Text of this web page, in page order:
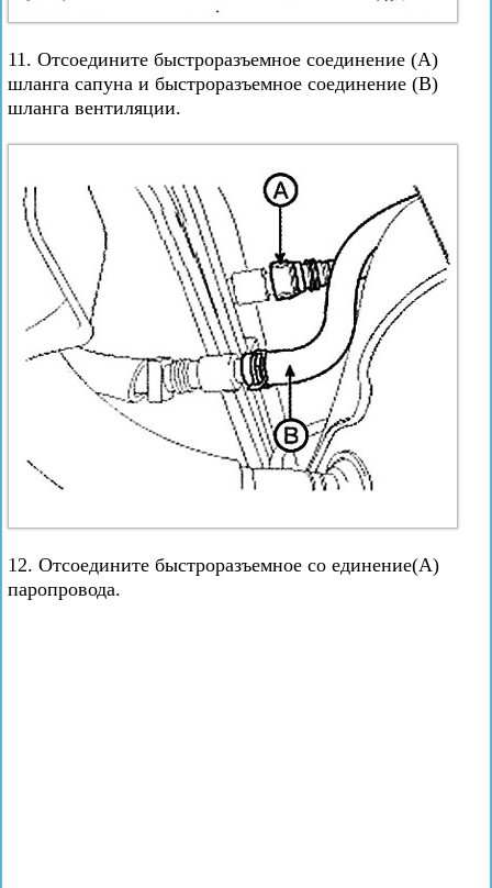
11. Отсоедините быстроразъемное соединение (А)
шланга сапуна и быстроразъемное соединение (В)
шланга вентиляции.
12. Отсоедините быстроразъемное со единение(А)
паропровода.